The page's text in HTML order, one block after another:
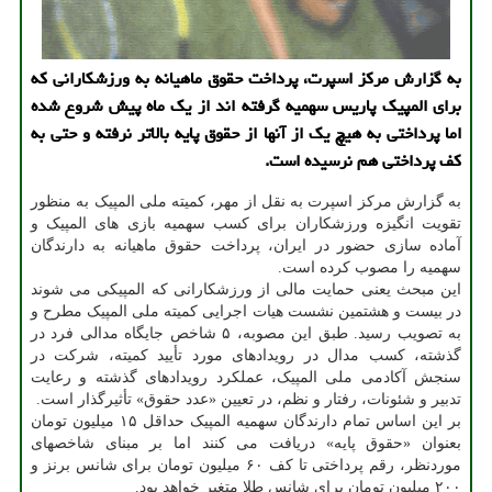
به گزارش مرکز اسپرت، پرداخت حقوق ماهیانه به ورزشکارانی که
برای المپیک پاریس سهمیه گرفته اند از یک ماه پیش شروع شده
اما پرداختی به هیچ یک از آنها از حقوق پایه بالاتر نرفته و حتی به
کف پرداختی هم نرسیده است.
به گزارش مرکز اسپرت به نقل از مهر، کمیته ملی المپیک به منظور
تقویت انگیزه ورزشکاران برای کسب سهمیه بازی های المپیک و
آماده سازی حضور در ایران، پرداخت حقوق ماهیانه به دارندگان
سهمیه را مصوب کرده است.
این مبحث یعنی حمایت مالی از ورزشکارانی که المپیکی می شوند
در بیست و هشتمین نشست هیات اجرایی کمیته ملی المپیک مطرح و
به تصویب رسید. طبق این مصوبه، ۵ شاخص جایگاه مدالی فرد در
گذشته، کسب مدال در رویدادهای مورد تأیید کمیته، شرکت در
سنجش آکادمی ملی المپیک، عملکرد رویدادهای گذشته و رعایت
تدبیر و شئونات، رفتار و نظم، در تعیین «عدد حقوق» تأثیرگذار است.
بر این اساس تمام دارندگان سهمیه المپیک حداقل ۱۵ میلیون تومان
بعنوان «حقوق پایه» دریافت می کنند اما بر مبنای شاخصهای
موردنظر، رقم پرداختی تا کف ۶۰ میلیون تومان برای شانس برنز و
۲۰۰ میلیون تومان برای شانس طلا متغیر خواهد بود.